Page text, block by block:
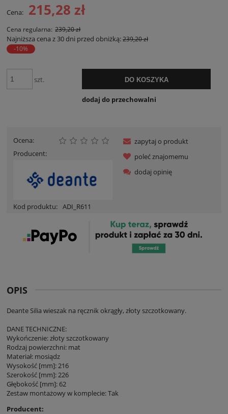
Cena: 215,28 zł
Cena regularna: 239,20 zł
Najniższa cena z 30 dni przed obniżką:239,20 zł
-10%
szt. DO KOSZYKA
dodaj do przechowalni
Ocena:
Producent:
Kod produktu: ADI_R611
zapytaj o produkt
poleć znajomemu
dodaj opinię
OPIS
Deante Silia wieszak na ręcznik okrągły, złoty szczotkowany.
DANE TECHNICZNE:
Wykończenie: złoty szczotkowany
Rodzaj powierzchni: mat
Materiał: mosiądz
Wysokość [mm]: 216
Szerokość [mm]: 226
Głębokość [mm]: 62
Zestaw montażowy w komplecie: Tak
Producent: